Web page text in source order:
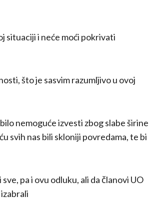
situaciji i neće moći pokrivati
što je sasvim razumljivo u ovoj
nemoguće izvesti zbog slabe širine
svih nas bili skloniji povredama, te bi
pa i ovu odluku, ali da članovi UO